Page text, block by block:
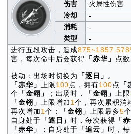
伤害
火属性伤害
冷却
-
消耗
-
类型
-
进行五段攻击，造成
害，每次命中后会获得 「赤华」 点数
被动：出场时切换为 「逐日」
。
「赤华」
上限100点，拥有100点 「
个 「金翎」 ；出场时， 「金翎」 上限
「金翎」
上限增加1 个，再次累积消
再次增加1 个； 「金翎」 上限最多5个
自身处于 「逐日」 时，每次获得 「
「赤华」
；自身处于 「追云」 时，